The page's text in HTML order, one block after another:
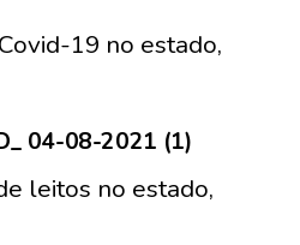
19 no estado,
04-08-2021 (1)
leitos no estado,